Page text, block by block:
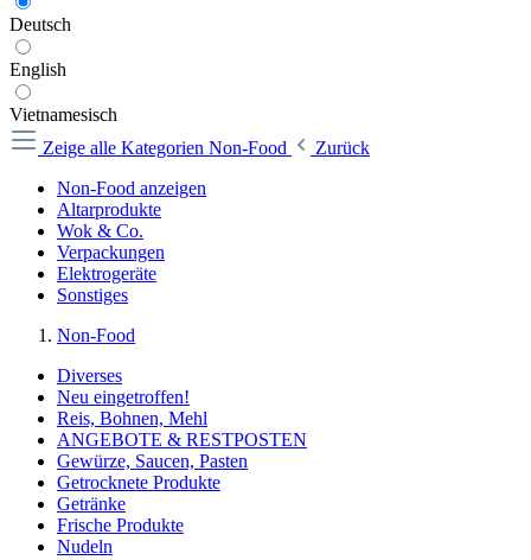
Deutsch
English
Vietnamesisch
Zeige alle Kategorien Non-Food
Zurück
Non-Food anzeigen
Altarprodukte
Wok & Co.
Verpackungen
Elektrogeräte
Sonstiges
Non-Food
Diverses
Neu eingetroffen!
Reis, Bohnen, Mehl
ANGEBOTE & RESTPOSTEN
Gewürze, Saucen, Pasten
Getrocknete Produkte
Getränke
Frische Produkte
Nudeln